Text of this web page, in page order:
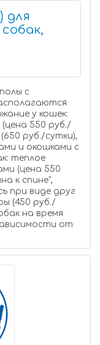
для
с
у кошек:
550 руб./
руб./сутки),
и окошками с
теплое
(цена 550
к спине",
при виде друг
(450 руб./
на время
от